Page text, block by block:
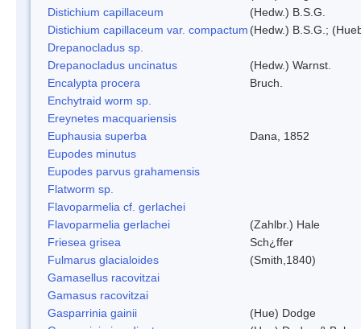
Distichium capillaceum
(Hedw.) B.S.G.
Distichium capillaceum var. compactum (Hedw.) B.S.G.;
Drepanocladus sp.
Drepanocladus uncinatus
(Hedw.) Warnst.
Encalypta procera
Bruch.
Enchytraid worm sp.
Ereynetes macquariensis
Euphausia superba
Dana, 1852
Eupodes minutus
Eupodes parvus grahamensis
Flatworm sp.
Flavoparmelia cf. gerlachei
Flavoparmelia gerlachei
(Zahlbr.) Hale
Friesea grisea
Sch¿ffer
Fulmarus glacialoides
(Smith,1840)
Gamasellus racovitzai
Gamasus racovitzai
Gasparrinia gainii
(Hue) Dodge